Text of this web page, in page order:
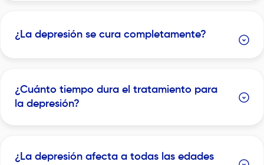
¿La depresión se cura completamente?
¿Cuánto tiempo dura el tratamiento para
la depresión?
¿La depresión afecta a todas las edades